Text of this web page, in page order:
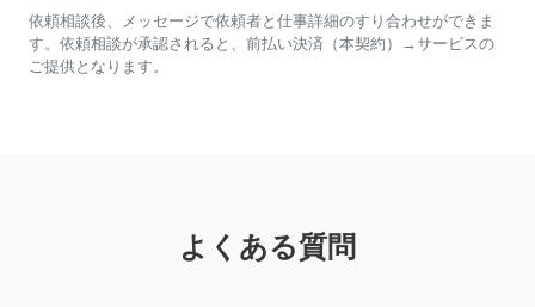
依頼相談後、メッセージで依頼者と仕事詳細のすり合わせができま
す。依頼相談が承認されると、前払い決済（本契約）→サービスの
ご提供となります。
よくある質問